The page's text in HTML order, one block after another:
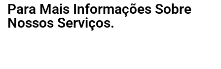
Para Mais Informações Sobre
Nossos Serviços.